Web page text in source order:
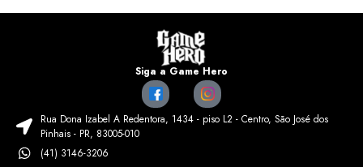
Siga a Game Hero
Rua Dona Izabel A Redentora, 1434 - piso L2 - Centro, São José dos
Pinhais - PR, 83005-010
(41) 3146-3206